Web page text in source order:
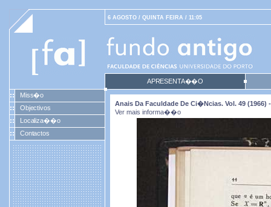
6 AGOSTO / QUINTA FEIRA / 11:05
APRESENTA��O
Miss�o
Objectivos
Localiza��o
Contactos
Anais Da Faculdade De Ci�ncias. Vol. 49 (1966) -
Ver mais informa��o